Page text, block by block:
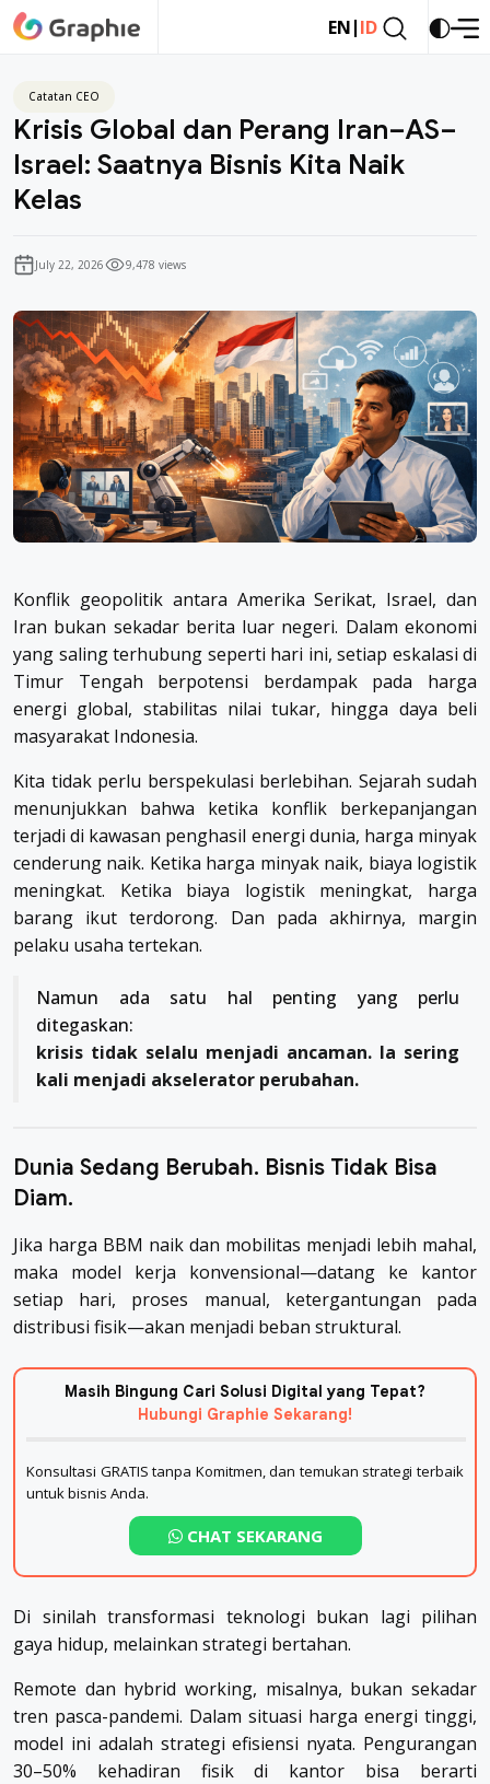
EN|ID
Catatan CEO
Krisis Global dan Perang Iran–AS–
Israel: Saatnya Bisnis Kita Naik
Kelas
July 22, 2026 9,478 views
Konflik geopolitik antara Amerika Serikat, Israel, dan
Iran bukan sekadar berita luar negeri. Dalam ekonomi
yang saling terhubung seperti hari ini, setiap eskalasi di
Timur Tengah berpotensi berdampak pada harga
energi global, stabilitas nilai tukar, hingga daya beli
masyarakat Indonesia.
Kita tidak perlu berspekulasi berlebihan. Sejarah sudah
menunjukkan bahwa ketika konflik berkepanjangan
terjadi di kawasan penghasil energi dunia, harga minyak
cenderung naik. Ketika harga minyak naik, biaya logistik
meningkat. Ketika biaya logistik meningkat, harga
barang ikut terdorong. Dan pada akhirnya, margin
pelaku usaha tertekan.
Namun ada satu hal penting yang perlu
ditegaskan:
krisis tidak selalu menjadi ancaman. Ia sering
kali menjadi akselerator perubahan.
Dunia Sedang Berubah. Bisnis Tidak Bisa
Diam.
Jika harga BBM naik dan mobilitas menjadi lebih mahal,
maka model kerja konvensional—datang ke kantor
setiap hari, proses manual, ketergantungan pada
distribusi fisik—akan menjadi beban struktural.
Masih Bingung Cari Solusi Digital yang Tepat?
Hubungi Graphie Sekarang!
Konsultasi GRATIS tanpa Komitmen, dan temukan strategi terbaik
untuk bisnis Anda.
CHAT SEKARANG
Di sinilah transformasi teknologi bukan lagi pilihan
gaya hidup, melainkan strategi bertahan.
Remote dan hybrid working, misalnya, bukan sekadar
tren pasca-pandemi. Dalam situasi harga energi tinggi,
model ini adalah strategi efisiensi nyata. Pengurangan
30–50% kehadiran fisik di kantor bisa berarti